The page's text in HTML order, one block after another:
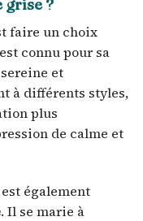
?
faire un choix
connu pour sa
et
à différents styles,
plus
de calme et
également
. Il se marie à